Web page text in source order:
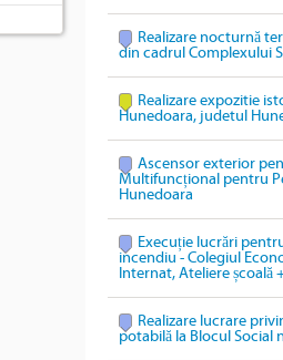
Realizare nocturnă
din cadrul Complexului
Realizare expozitie
Hunedoara, judetul
Ascensor exterior
Multifuncțional pentru
Hunedoara
Execuție lucrări
incendiu - Colegiul
Internat, Ateliere școală
Realizare lucrare
potabilă la Blocul Social